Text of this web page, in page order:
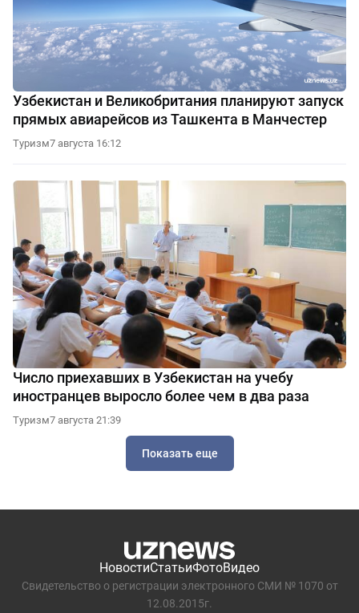
Узбекистан и Великобритания планируют запуск
прямых авиарейсов из Ташкента в Манчестер
Туризм7 августа 16:12
Число приехавших в Узбекистан на учебу
иностранцев выросло более чем в два раза
Туризм7 августа 21:39
Показать еще
НовостиСтатьиФотоВидео
Свидетельство о регистрации электронного СМИ № 1070 от
12.08.2015г.